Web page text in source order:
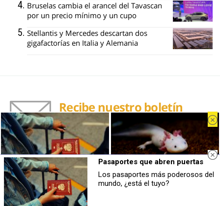
Bruselas cambia el arancel del Tavascan
por un precio mínimo y un cupo
Stellantis y Mercedes descartan dos
gigafactorías en Italia y Alemania
Recibe nuestro boletín
Lo más destacado de CocheGlobal, en
tu correo
Tu nombre
Tu correo electrónico
Pasaportes que abren puertas
Los pasaportes más poderosos del
mundo, ¿está el tuyo?
Parece ciencia ficción
Prepárate para alucinar con estas
Pasaportes que abren puertas
Los pasaportes más poderosos del
mundo, ¿está el tuyo?